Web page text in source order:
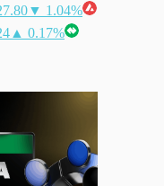
▼ 1.04%
▲ 0.17%